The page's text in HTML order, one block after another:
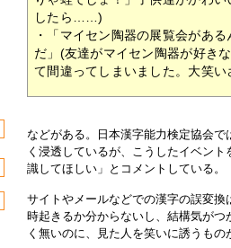
したら……)
・「マイセン陶器の展覧会があ
だ」(友達がマイセン陶器が好き
て間違ってしまいました。大笑い
などがある。日本漢字能力検定協会
く浸透しているが、こうしたイベン
識してほしい」とコメントしている。
サイトやメールなどでの漢字の誤変
時起きるか分からないし、結構気が
く無いのに、見た人を笑いに誘うも